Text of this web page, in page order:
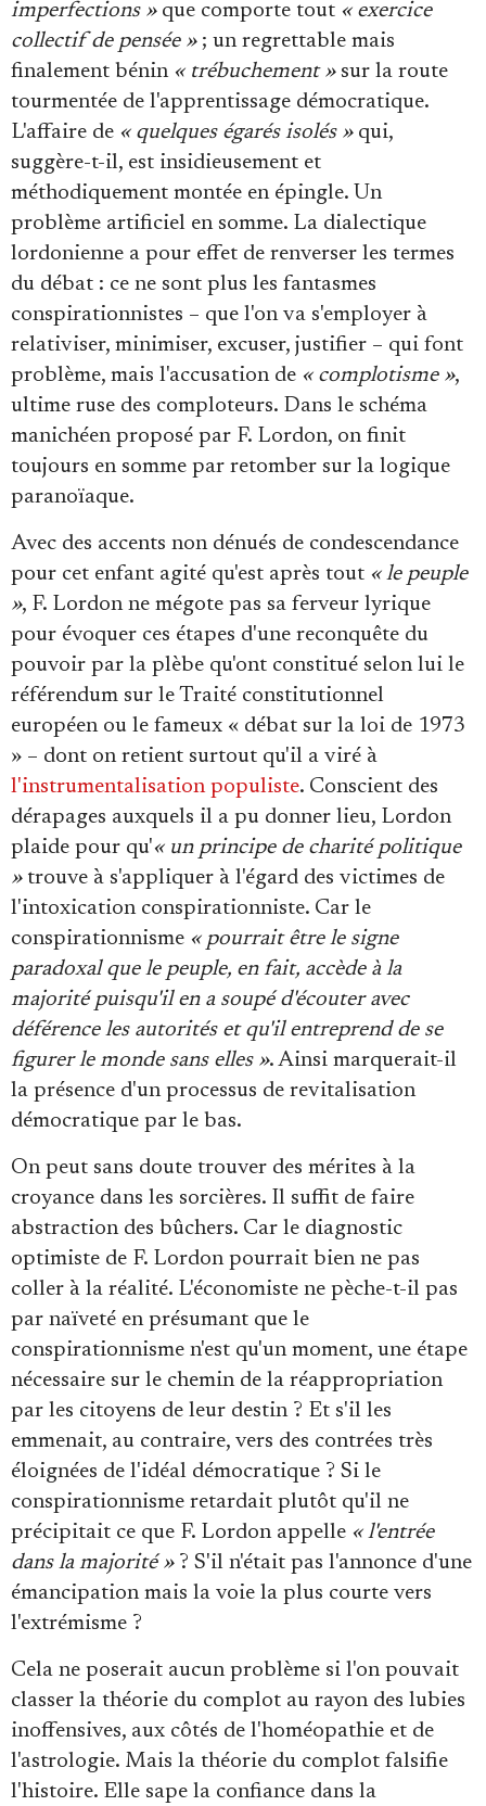
imperfections »que comporte tout « exercice
collectif de pensée »; un regrettable mais
finalement bénin « trébuchement »sur la route
tourmentée de l'apprentissage démocratique.
L'affaire de « quelques égarés isolés »qui,
suggère-t-il, est insidieusement et
méthodiquement montée en épingle. Un
problème artificiel en somme. La dialectique
lordonienne a pour effet de renverser les termes
du débat : ce ne sont plus les fantasmes
conspirationnistes – que l'on va s'employer à
relativiser, minimiser, excuser, justifier – qui font
problème, mais l'accusation de « complotisme »,
ultime ruse des comploteurs. Dans le schéma
manichéen proposé par F. Lordon, on finit
toujours en somme par retomber sur la logique
paranoïaque.
Avec des accents non dénués de condescendance
pour cet enfant agité qu'est après tout « le peuple
», F. Lordon ne mégote pas sa ferveur lyrique
pour évoquer ces étapes d'une reconquête du
pouvoir par la plèbe qu'ont constitué selon lui le
référendum sur le Traité constitutionnel
européen ou le fameux « débat sur la loi de 1973
» – dont on retient surtout qu'il a viré à
l'instrumentalisation populiste. Conscient des
dérapages auxquels il a pu donner lieu, Lordon
plaide pour qu'« un principe de charité politique
»trouve à s'appliquer à l'égard des victimes de
l'intoxication conspirationniste. Car le
conspirationnisme « pourrait être le signe
paradoxal que le peuple, en fait, accède à la
majorité puisqu'il en a soupé d'écouter avec
déférence les autorités et qu'il entreprend de se
figurer le monde sans elles ». Ainsi marquerait-il
la présence d'un processus de revitalisation
démocratique par le bas.
On peut sans doute trouver des mérites à la
croyance dans les sorcières. Il suffit de faire
abstraction des bûchers. Car le diagnostic
optimiste de F. Lordon pourrait bien ne pas
coller à la réalité. L'économiste ne pèche-t-il pas
par naïveté en présumant que le
conspirationnisme n'est qu'un moment, une étape
nécessaire sur le chemin de la réappropriation
par les citoyens de leur destin ? Et s'il les
emmenait, au contraire, vers des contrées très
éloignées de l'idéal démocratique ? Si le
conspirationnisme retardait plutôt qu'il ne
précipitait ce que F. Lordon appelle « l'entrée
dans la majorité »? S'il n'était pas l'annonce d'une
émancipation mais la voie la plus courte vers
l'extrémisme ?
Cela ne poserait aucun problème si l'on pouvait
classer la théorie du complot au rayon des lubies
inoffensives, aux côtés de l'homéopathie et de
l'astrologie. Mais la théorie du complot falsifie
l'histoire. Elle sape la confiance dans la